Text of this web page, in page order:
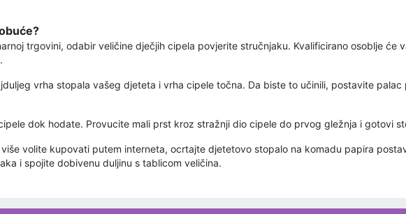
trgovini, odabir veličine dječjih cipela povjerite stručnjaku. Kvalificirano osoblje će
vrha stopala vašeg djeteta i vrha cipele točna. Da biste to učinili, postavite
dok hodate. Provucite mali prst kroz stražnji dio cipele do prvog gležnja i gotovi
volite kupovati putem interneta, ocrtajte djetetovo stopalo na komadu papira
i spojite dobivenu duljinu s tablicom veličina.